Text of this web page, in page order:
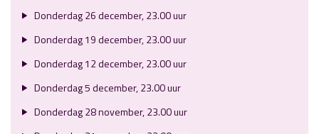
Donderdag 26 december, 23.00 uur
Donderdag 19 december, 23.00 uur
Donderdag 12 december, 23.00 uur
Donderdag 5 december, 23.00 uur
Donderdag 28 november, 23.00 uur